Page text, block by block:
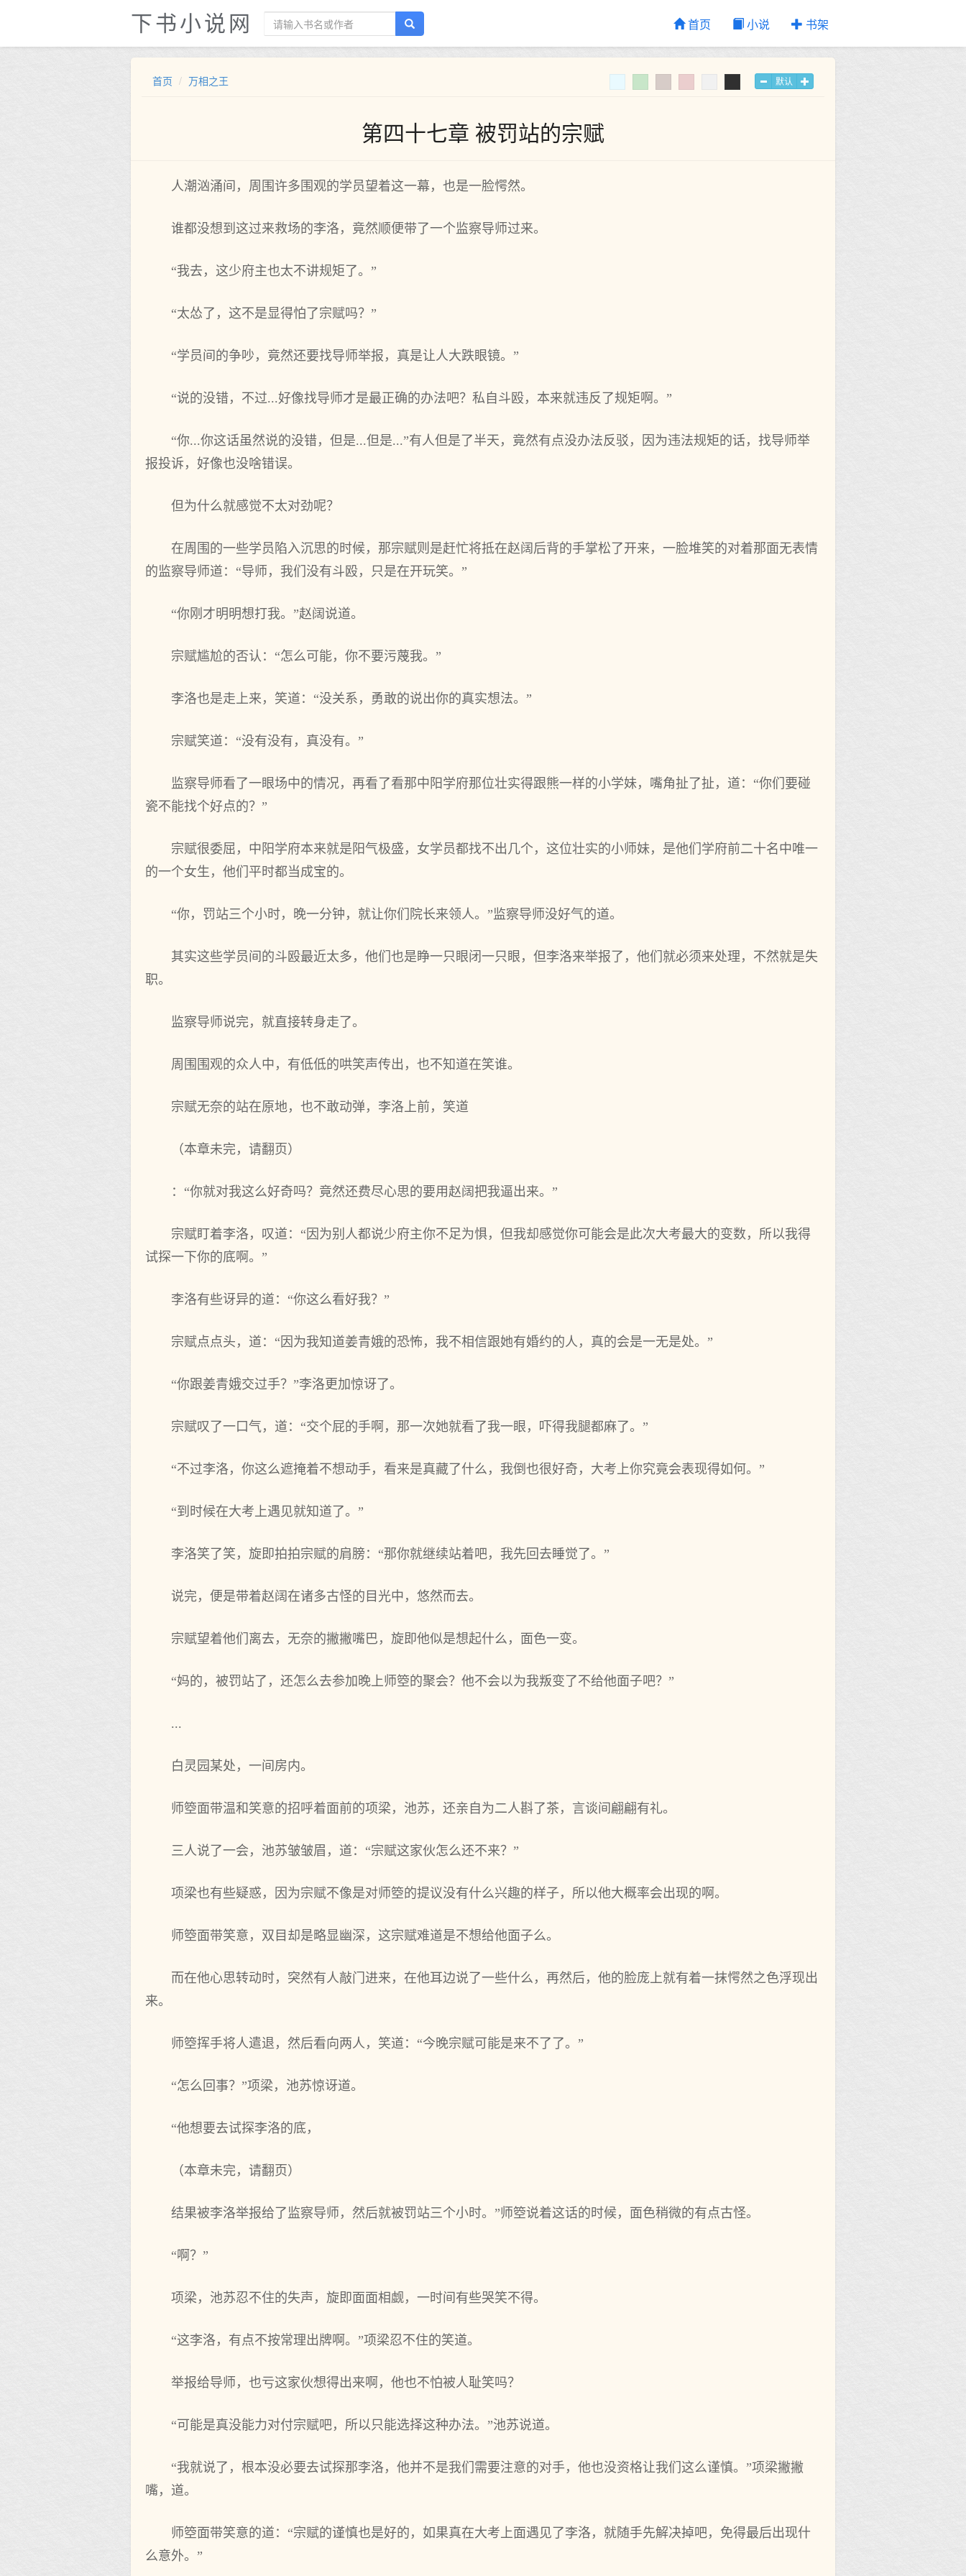
下书小说网 首页 小说 书架
首页 万相之王 默认
第四十七章 被罚站的宗赋
人潮汹涌间，周围许多围观的学员望着这一幕，也是一脸愕然。
谁都没想到这过来救场的李洛，竟然顺便带了一个监察导师过来。
“我去，这少府主也太不讲规矩了。”
“太怂了，这不是显得怕了宗赋吗？”
“学员间的争吵，竟然还要找导师举报，真是让人大跌眼镜。”
“说的没错，不过...好像找导师才是最正确的办法吧？私自斗殴，本来就违反了规矩啊。”
“你...你这话虽然说的没错，但是...但是...”有人但是了半天，竟然有点没办法反驳，因为违法规矩的话，找导师举
报投诉，好像也没啥错误。
但为什么就感觉不太对劲呢？
在周围的一些学员陷入沉思的时候，那宗赋则是赶忙将抵在赵阔后背的手掌松了开来，一脸堆笑的对着那面无表情
的监察导师道：“导师，我们没有斗殴，只是在开玩笑。”
“你刚才明明想打我。”赵阔说道。
宗赋尴尬的否认：“怎么可能，你不要污蔑我。”
李洛也是走上来，笑道：“没关系，勇敢的说出你的真实想法。”
宗赋笑道：“没有没有，真没有。”
监察导师看了一眼场中的情况，再看了看那中阳学府那位壮实得跟熊一样的小学妹，嘴角扯了扯，道：“你们要碰
瓷不能找个好点的？”
宗赋很委屈，中阳学府本来就是阳气极盛，女学员都找不出几个，这位壮实的小师妹，是他们学府前二十名中唯一
的一个女生，他们平时都当成宝的。
“你，罚站三个小时，晚一分钟，就让你们院长来领人。”监察导师没好气的道。
其实这些学员间的斗殴最近太多，他们也是睁一只眼闭一只眼，但李洛来举报了，他们就必须来处理，不然就是失
职。
监察导师说完，就直接转身走了。
周围围观的众人中，有低低的哄笑声传出，也不知道在笑谁。
宗赋无奈的站在原地，也不敢动弹，李洛上前，笑道
（本章未完，请翻页）
：“你就对我这么好奇吗？竟然还费尽心思的要用赵阔把我逼出来。”
宗赋盯着李洛，叹道：“因为别人都说少府主你不足为惧，但我却感觉你可能会是此次大考最大的变数，所以我得
试探一下你的底啊。”
李洛有些讶异的道：“你这么看好我？”
宗赋点点头，道：“因为我知道姜青娥的恐怖，我不相信跟她有婚约的人，真的会是一无是处。”
“你跟姜青娥交过手？”李洛更加惊讶了。
宗赋叹了一口气，道：“交个屁的手啊，那一次她就看了我一眼，吓得我腿都麻了。”
“不过李洛，你这么遮掩着不想动手，看来是真藏了什么，我倒也很好奇，大考上你究竟会表现得如何。”
“到时候在大考上遇见就知道了。”
李洛笑了笑，旋即拍拍宗赋的肩膀：“那你就继续站着吧，我先回去睡觉了。”
说完，便是带着赵阔在诸多古怪的目光中，悠然而去。
宗赋望着他们离去，无奈的撇撇嘴巴，旋即他似是想起什么，面色一变。
“妈的，被罚站了，还怎么去参加晚上师箜的聚会？他不会以为我叛变了不给他面子吧？”
...
白灵园某处，一间房内。
师箜面带温和笑意的招呼着面前的项梁，池苏，还亲自为二人斟了茶，言谈间翩翩有礼。
三人说了一会，池苏皱皱眉，道：“宗赋这家伙怎么还不来？”
项梁也有些疑惑，因为宗赋不像是对师箜的提议没有什么兴趣的样子，所以他大概率会出现的啊。
师箜面带笑意，双目却是略显幽深，这宗赋难道是不想给他面子么。
而在他心思转动时，突然有人敲门进来，在他耳边说了一些什么，再然后，他的脸庞上就有着一抹愕然之色浮现出
来。
师箜挥手将人遣退，然后看向两人，笑道：“今晚宗赋可能是来不了了。”
“怎么回事？”项梁，池苏惊讶道。
“他想要去试探李洛的底，
（本章未完，请翻页）
结果被李洛举报给了监察导师，然后就被罚站三个小时。”师箜说着这话的时候，面色稍微的有点古怪。
“啊？”
项梁，池苏忍不住的失声，旋即面面相觑，一时间有些哭笑不得。
“这李洛，有点不按常理出牌啊。”项梁忍不住的笑道。
举报给导师，也亏这家伙想得出来啊，他也不怕被人耻笑吗？
“可能是真没能力对付宗赋吧，所以只能选择这种办法。”池苏说道。
“我就说了，根本没必要去试探那李洛，他并不是我们需要注意的对手，他也没资格让我们这么谨慎。”项梁撇撇
嘴，道。
师箜面带笑意的道：“宗赋的谨慎也是好的，如果真在大考上面遇见了李洛，就随手先解决掉吧，免得最后出现什
么意外。”